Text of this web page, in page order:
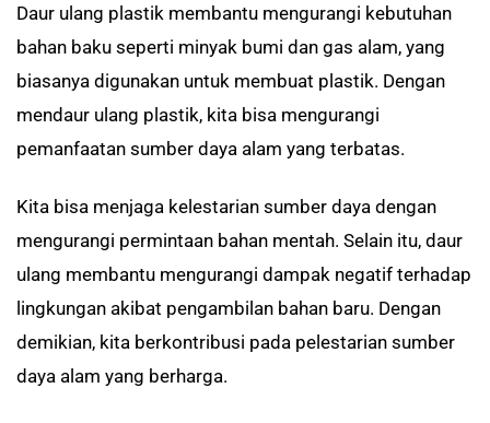
Daur ulang plastik membantu mengurangi kebutuhan
bahan baku seperti minyak bumi dan gas alam, yang
biasanya digunakan untuk membuat plastik. Dengan
mendaur ulang plastik, kita bisa mengurangi
pemanfaatan sumber daya alam yang terbatas.
Kita bisa menjaga kelestarian sumber daya dengan
mengurangi permintaan bahan mentah. Selain itu, daur
ulang membantu mengurangi dampak negatif terhadap
lingkungan akibat pengambilan bahan baru. Dengan
demikian, kita berkontribusi pada pelestarian sumber
daya alam yang berharga.